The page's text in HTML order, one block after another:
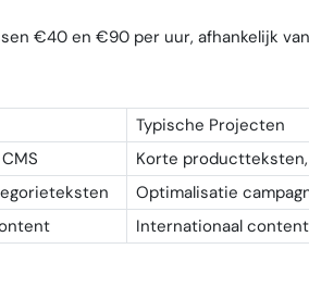
€40 en €90 per uur, afhankelijk
Typische Projecten
Korte
Optimalisatie
Internationaal